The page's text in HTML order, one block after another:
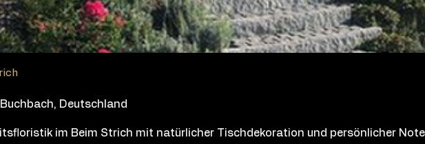
Deutschland
im Beim Strich mit natürlicher Tischdekoration und persönlicher